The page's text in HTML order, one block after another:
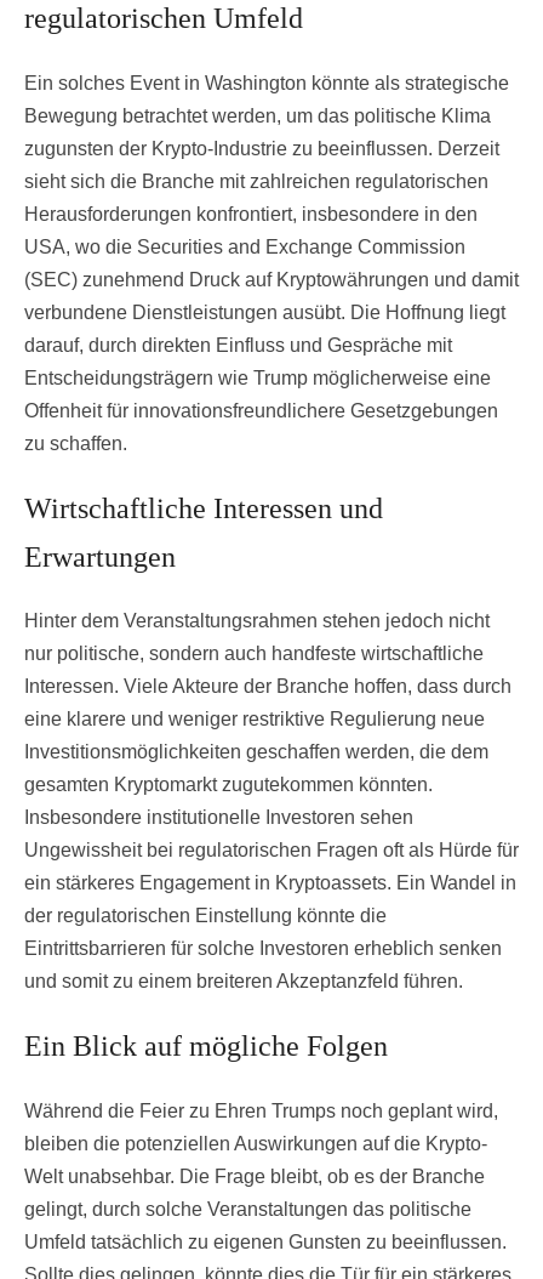
regulatorischen Umfeld
Ein solches Event in Washington könnte als strategische
Bewegung betrachtet werden, um das politische Klima
zugunsten der Krypto-Industrie zu beeinflussen. Derzeit
sieht sich die Branche mit zahlreichen regulatorischen
Herausforderungen konfrontiert, insbesondere in den
USA, wo die Securities and Exchange Commission
(SEC) zunehmend Druck auf Kryptowährungen und damit
verbundene Dienstleistungen ausübt. Die Hoffnung liegt
darauf, durch direkten Einfluss und Gespräche mit
Entscheidungsträgern wie Trump möglicherweise eine
Offenheit für innovationsfreundlichere Gesetzgebungen
zu schaffen.
Wirtschaftliche Interessen und
Erwartungen
Hinter dem Veranstaltungsrahmen stehen jedoch nicht
nur politische, sondern auch handfeste wirtschaftliche
Interessen. Viele Akteure der Branche hoffen, dass durch
eine klarere und weniger restriktive Regulierung neue
Investitionsmöglichkeiten geschaffen werden, die dem
gesamten Kryptomarkt zugutekommen könnten.
Insbesondere institutionelle Investoren sehen
Ungewissheit bei regulatorischen Fragen oft als Hürde für
ein stärkeres Engagement in Kryptoassets. Ein Wandel in
der regulatorischen Einstellung könnte die
Eintrittsbarrieren für solche Investoren erheblich senken
und somit zu einem breiteren Akzeptanzfeld führen.
Ein Blick auf mögliche Folgen
Während die Feier zu Ehren Trumps noch geplant wird,
bleiben die potenziellen Auswirkungen auf die Krypto-
Welt unabsehbar. Die Frage bleibt, ob es der Branche
gelingt, durch solche Veranstaltungen das politische
Umfeld tatsächlich zu eigenen Gunsten zu beeinflussen.